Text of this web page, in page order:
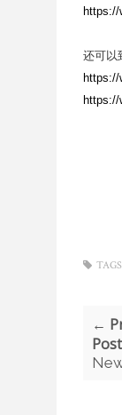
https://
还可以
https://
https://
←